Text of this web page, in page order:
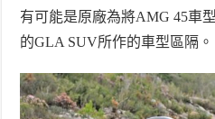
有可能是原廠為將AMG 45車
的GLA SUV所作的車型區隔。